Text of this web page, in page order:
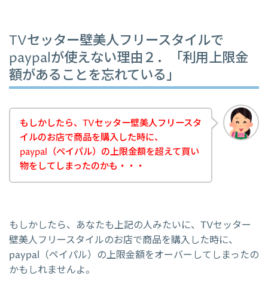
TVセッター壁美人フリースタイルで
paypalが使えない理由２．「利用上限金
額があることを忘れている」
もしかしたら、TVセッター壁美人フリースタ
イルのお店で商品を購入した時に、
paypal（ペイパル）の上限金額を超えて買い
物をしてしまったのかも・・・
もしかしたら、あなたも上記の人みたいに、TVセッター
壁美人フリースタイルのお店で商品を購入した時に、
paypal（ペイパル）の上限金額をオーバーしてしまったの
かもしれませんよ。